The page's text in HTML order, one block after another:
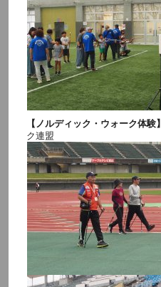
【ノルディック・ウォーク体験】
ク連盟